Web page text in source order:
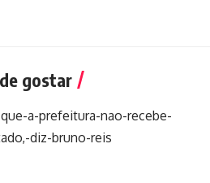
gostar